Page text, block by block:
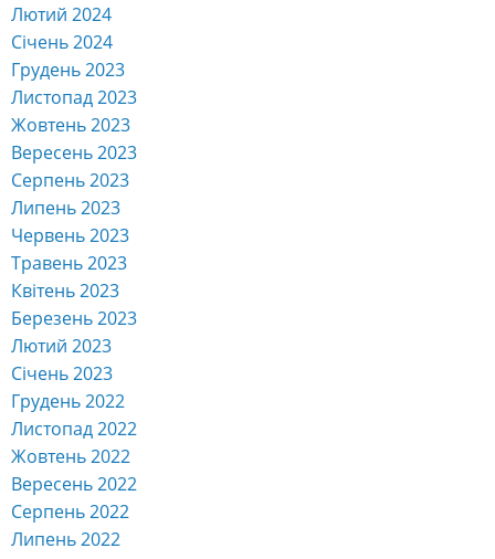
Лютий 2024
Січень 2024
Грудень 2023
Листопад 2023
Жовтень 2023
Вересень 2023
Серпень 2023
Липень 2023
Червень 2023
Травень 2023
Квітень 2023
Березень 2023
Лютий 2023
Січень 2023
Грудень 2022
Листопад 2022
Жовтень 2022
Вересень 2022
Серпень 2022
Липень 2022